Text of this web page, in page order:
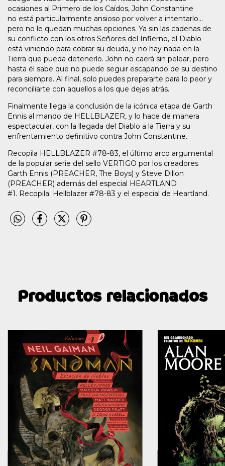
ocasiones al Primero de los Caídos, John Constantine
no está particularmente ansioso por volver a intentarlo...
pero no le quedan muchas opciones. Ya sin las cadenas de
su conflicto con los otros Señores del Infierno, el Diablo
está viniendo para cobrar su deuda, y no hay nada en la
Tierra que pueda detenerlo. John no caerá sin pelear, pero
hasta él sabe que no puede seguir escapando de su destino
para siempre. Al final, solo puedes prepararte para lo peor y
reconciliarte con aquellos a los que dejas atrás.
Finalmente llega la conclusión de la icónica etapa de Garth
Ennis al mando de HELLBLAZER, y lo hace de manera
espectacular, con la llegada del Diablo a la Tierra y su
enfrentamiento definitivo contra John Constantine.
Recopila HELLBLAZER #78-83, el último arco argumental
de la popular serie del sello VERTIGO por los creadores
Garth Ennis (PREACHER, The Boys) y Steve Dillon
(PREACHER) además del especial HEARTLAND
#1. Recopila: Hellblazer #78-83 y el especial de Heartland.
Productos relacionados